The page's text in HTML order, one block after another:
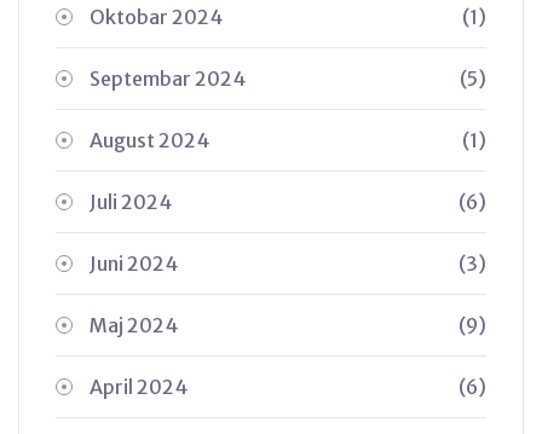
Oktobar 2024 (1)
Septembar 2024 (5)
August 2024 (1)
Juli 2024 (6)
Juni 2024 (3)
Maj 2024 (9)
April 2024 (6)